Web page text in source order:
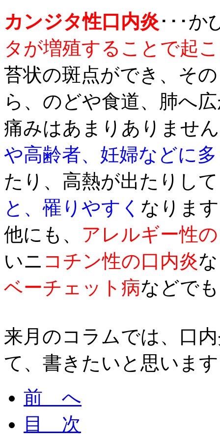
カンジタ性口内炎･･･か
タが増殖することで起
苔状の斑点ができ、そ
ら、のどや食道、肺へ
痛みはあまりありませ
や高齢者、妊婦などに
たり、高熱が出たりし
と、罹りやすく なりま
他にも、 アレルギー性
いニ コチン性の口内炎
ベーチェット病などで
来月のコラムでは、口
て、書きたいと思いま
前 へ
目 次